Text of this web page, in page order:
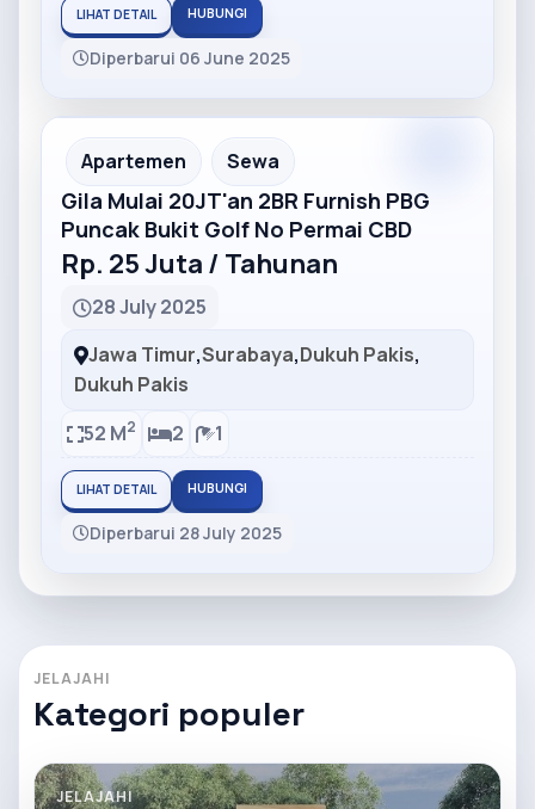
LIHAT DETAIL HUBUNGI
Diperbarui 06 June 2025
Partner Ad
Apartemen Sewa
Gila Mulai 20JT'an 2BR Furnish PBG
Puncak Bukit Golf No Permai CBD
Rp. 25 Juta / Tahunan
28 July 2025
Jawa Timur,Surabaya,Dukuh Pakis,
Dukuh Pakis
52 M2 2 1
LIHAT DETAIL HUBUNGI
Diperbarui 28 July 2025
JELAJAHI
Kategori populer
JELAJAHI